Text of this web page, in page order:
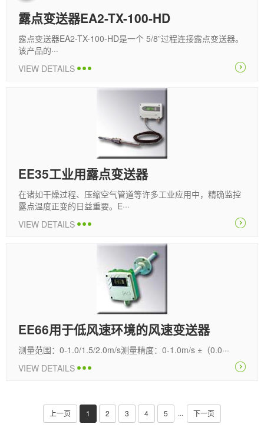
露点变送器EA2-TX-100-HD
露点变送器EA2-TX-100-HD是一个 5/8”过程连接露点变送器。
该产品的···
VIEW DETAILS
EE35工业用露点变送器
在诸如干燥过程、压缩空气管道等许多工业应用中，精确监控
露点温度正变的日益重要。E···
VIEW DETAILS
EE66用于低风速环境的风速变送器
测量范围：0-1.0/1.5/2.0m/s测量精度：0-1.0m/s ±（0.0···
VIEW DETAILS
上一页 1 2 3 4 5 ··· 下一页